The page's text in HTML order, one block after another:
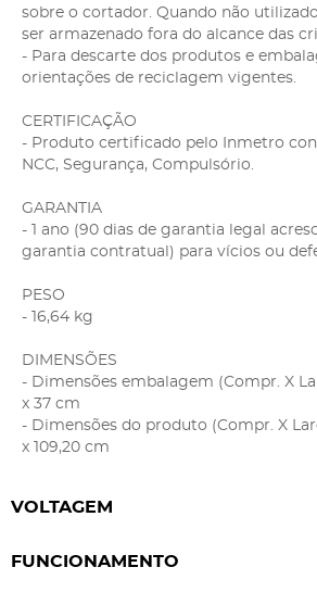
sobre o cortador. Quando não
ser armazenado fora do alcance das
- Para descarte dos produtos e
orientações de reciclagem vigentes.
CERTIFICAÇÃO
- Produto certificado pelo Inmetro
NCC, Segurança, Compulsório.
GARANTIA
- 1 ano (90 dias de garantia legal
garantia contratual) para vícios ou
PESO
- 16,64 kg
DIMENSÕES
- Dimensões embalagem (Compr. X
x 37 cm
- Dimensões do produto (Compr. X
x 109,20 cm
VOLTAGEM
FUNCIONAMENTO